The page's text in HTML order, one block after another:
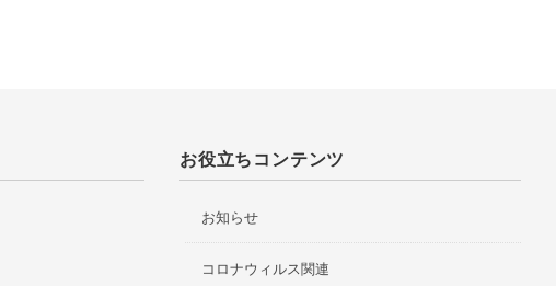
お役立ちコンテンツ
お知らせ
コロナウィルス関連